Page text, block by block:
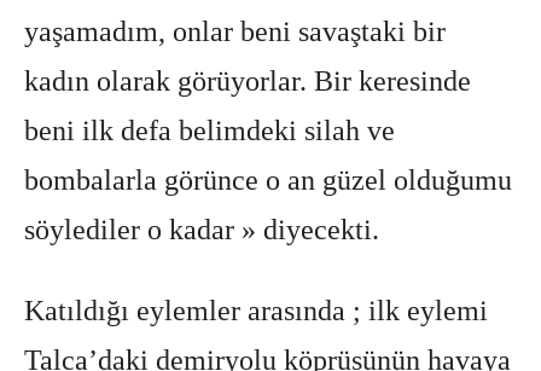
yaşamadım, onlar beni savaştaki bir
kadın olarak görüyorlar. Bir keresinde
beni ilk defa belimdeki silah ve
bombalarla görünce o an güzel olduğumu
söylediler o kadar » diyecekti.
Katıldığı eylemler arasında ; ilk eylemi
Talca’daki demiryolu köprüsünün havaya